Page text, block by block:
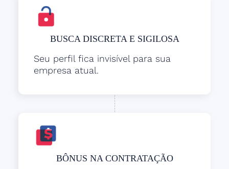
BUSCA DISCRETA E SIGILOSA
Seu perfil fica invisível para sua
empresa atual.
BÔNUS NA CONTRATAÇÃO